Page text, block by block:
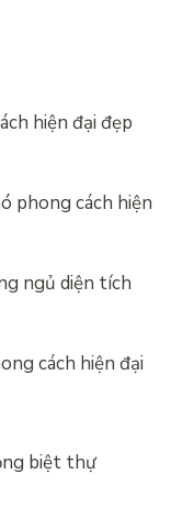
hiện đại đẹp
phong cách hiện
ngủ diện tích
cách hiện đại
biệt thự